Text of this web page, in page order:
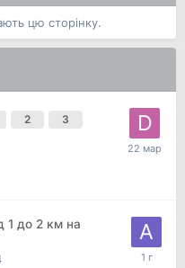
цю сторінку.
2 3
1 до 2 км на